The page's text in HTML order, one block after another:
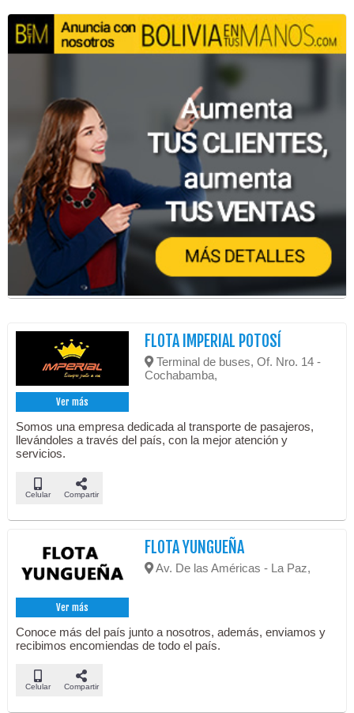
Ver más
FLOTA IMPERIAL POTOSÍ
Terminal de buses, Of. Nro. 14 -
Cochabamba,
Somos una empresa dedicada al transporte de pasajeros,
llevándoles a través del país, con la mejor atención y
servicios.
Celular Compartir
Ver más
FLOTA YUNGUEÑA
Av. De las Américas - La Paz,
Conoce más del país junto a nosotros, además, enviamos y
recibimos encomiendas de todo el país.
Celular Compartir